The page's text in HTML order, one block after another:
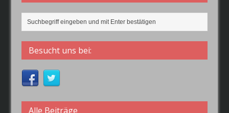
Besucht uns bei:
Alle Beiträge